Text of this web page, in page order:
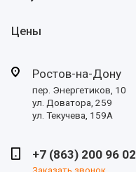
Цены
Ростов-на-Дону
пер. Энергетиков, 10
ул. Доватора, 259
ул. Текучева, 159А
+7 (863) 200 96 02